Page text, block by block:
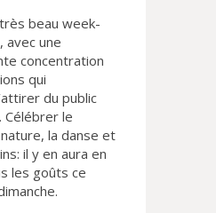
beau week-
avec une
concentration
qui
du public
Célébrer le
la danse et
il y en aura en
les goûts ce